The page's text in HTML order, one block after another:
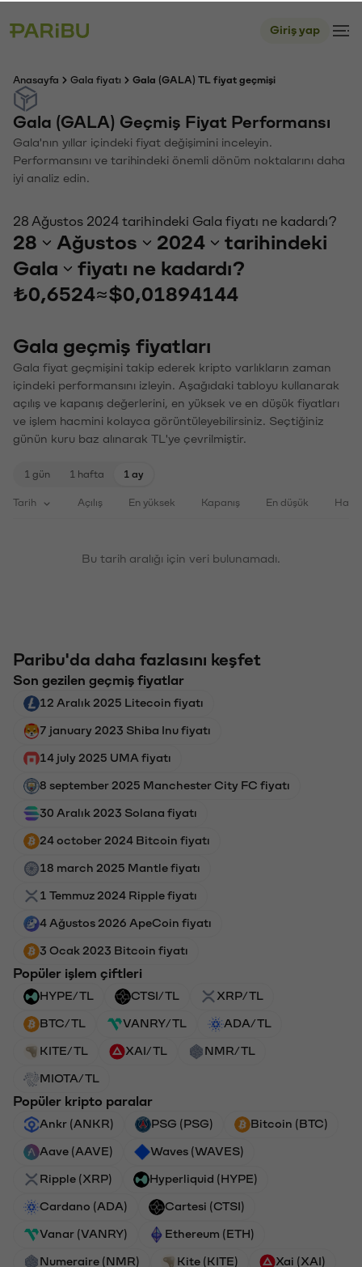
Giriş yap
Anasayfa Gala fiyatı Gala (GALA) TL fiyat geçmişi
Gala (GALA) Geçmiş Fiyat Performansı
Gala'nın yıllar içindeki fiyat değişimini inceleyin.
Performansını ve tarihindeki önemli dönüm noktalarını daha
iyi analiz edin.
28 Ağustos 2024 tarihindeki Gala fiyatı ne kadardı?
28 Ağustos 2024
tarihindeki
Gala
fiyatı ne kadardı?
₺0,6524≈$0,01894144
Gala geçmiş fiyatları
Gala fiyat geçmişini takip ederek kripto varlıkların zaman
içindeki performansını izleyin. Aşağıdaki tabloyu kullanarak
açılış ve kapanış değerlerini, en yüksek ve en düşük fiyatları
ve işlem hacmini kolayca görüntüleyebilirsiniz. Seçtiğiniz
günün kuru baz alınarak TL'ye çevrilmiştir.
1 gün 1 hafta 1 ay
Tarih Açılış En yüksek Kapanış En düşük
Bu tarih aralığı için veri bulunamadı.
Paribu'da daha fazlasını keşfet
Son gezilen geçmiş fiyatlar
12 Aralık 2025 Litecoin fiyatı
7 january 2023 Shiba Inu fiyatı
14 july 2025 UMA fiyatı
8 september 2025 Manchester City FC fiyatı
30 Aralık 2023 Solana fiyatı
24 october 2024 Bitcoin fiyatı
18 march 2025 Mantle fiyatı
1 Temmuz 2024 Ripple fiyatı
4 Ağustos 2026 ApeCoin fiyatı
3 Ocak 2023 Bitcoin fiyatı
Popüler işlem çiftleri
HYPE/TL CTSI/TL XRP/TL
BTC/TL VANRY/TL ADA/TL
KITE/TL XAI/TL NMR/TL
MIOTA/TL
Popüler kripto paralar
Ankr (ANKR) PSG (PSG) Bitcoin (BTC)
Aave (AAVE) Waves (WAVES)
Ripple (XRP) Hyperliquid (HYPE)
Cardano (ADA) Cartesi (CTSI)
Vanar (VANRY) Ethereum (ETH)
Numeraire (NMR) Kite (KITE) Xai (XAI)